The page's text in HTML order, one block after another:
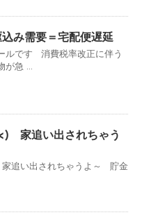
み需要＝宅配便遅延
ルです 消費税率改正に伴う
が急 ...
家追い出されちゃう
追い出されちゃうよ～ 貯金